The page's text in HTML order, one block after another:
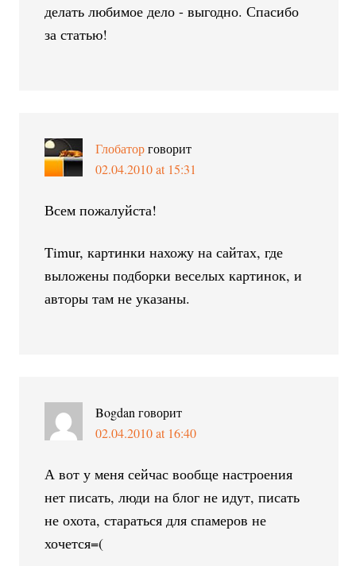
делать любимое дело - выгодно. Спасибо
за статью!
Глобатор говорит
02.04.2010 at 15:31
Всем пожалуйста!
Timur, картинки нахожу на сайтах, где
выложены подборки веселых картинок, и
авторы там не указаны.
Bogdan говорит
02.04.2010 at 16:40
А вот у меня сейчас вообще настроения
нет писать, люди на блог не идут, писать
не охота, стараться для спамеров не
хочется=(